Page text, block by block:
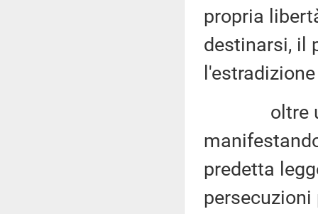
propria
destinarsi, il
oltre un
predetta